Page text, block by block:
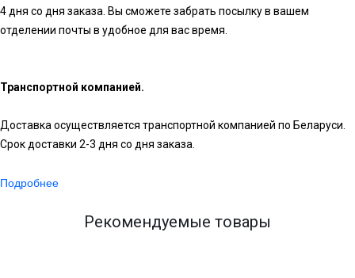
4 дня со дня заказа. Вы сможете забрать посылку в вашем
отделении почты в удобное для вас время.
Транспортной компанией.
Доставка осуществляется транспортной компанией по Беларуси.
Срок доставки 2-3 дня со дня заказа.
Подробнее
Рекомендуемые товары